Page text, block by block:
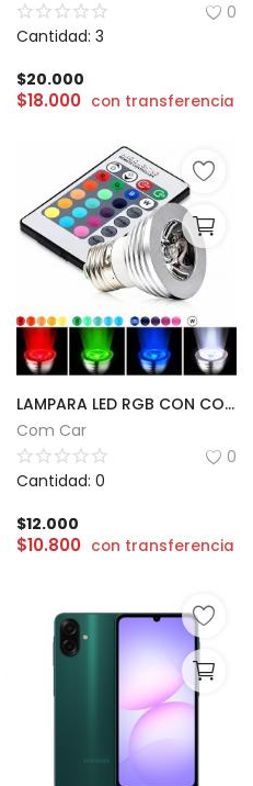
0
Cantidad: 3
$20.000
$18.000 con transferencia
LAMPARA LED RGB CON CONTROL
Com Car
0
Cantidad: 0
$12.000
$10.800 con transferencia